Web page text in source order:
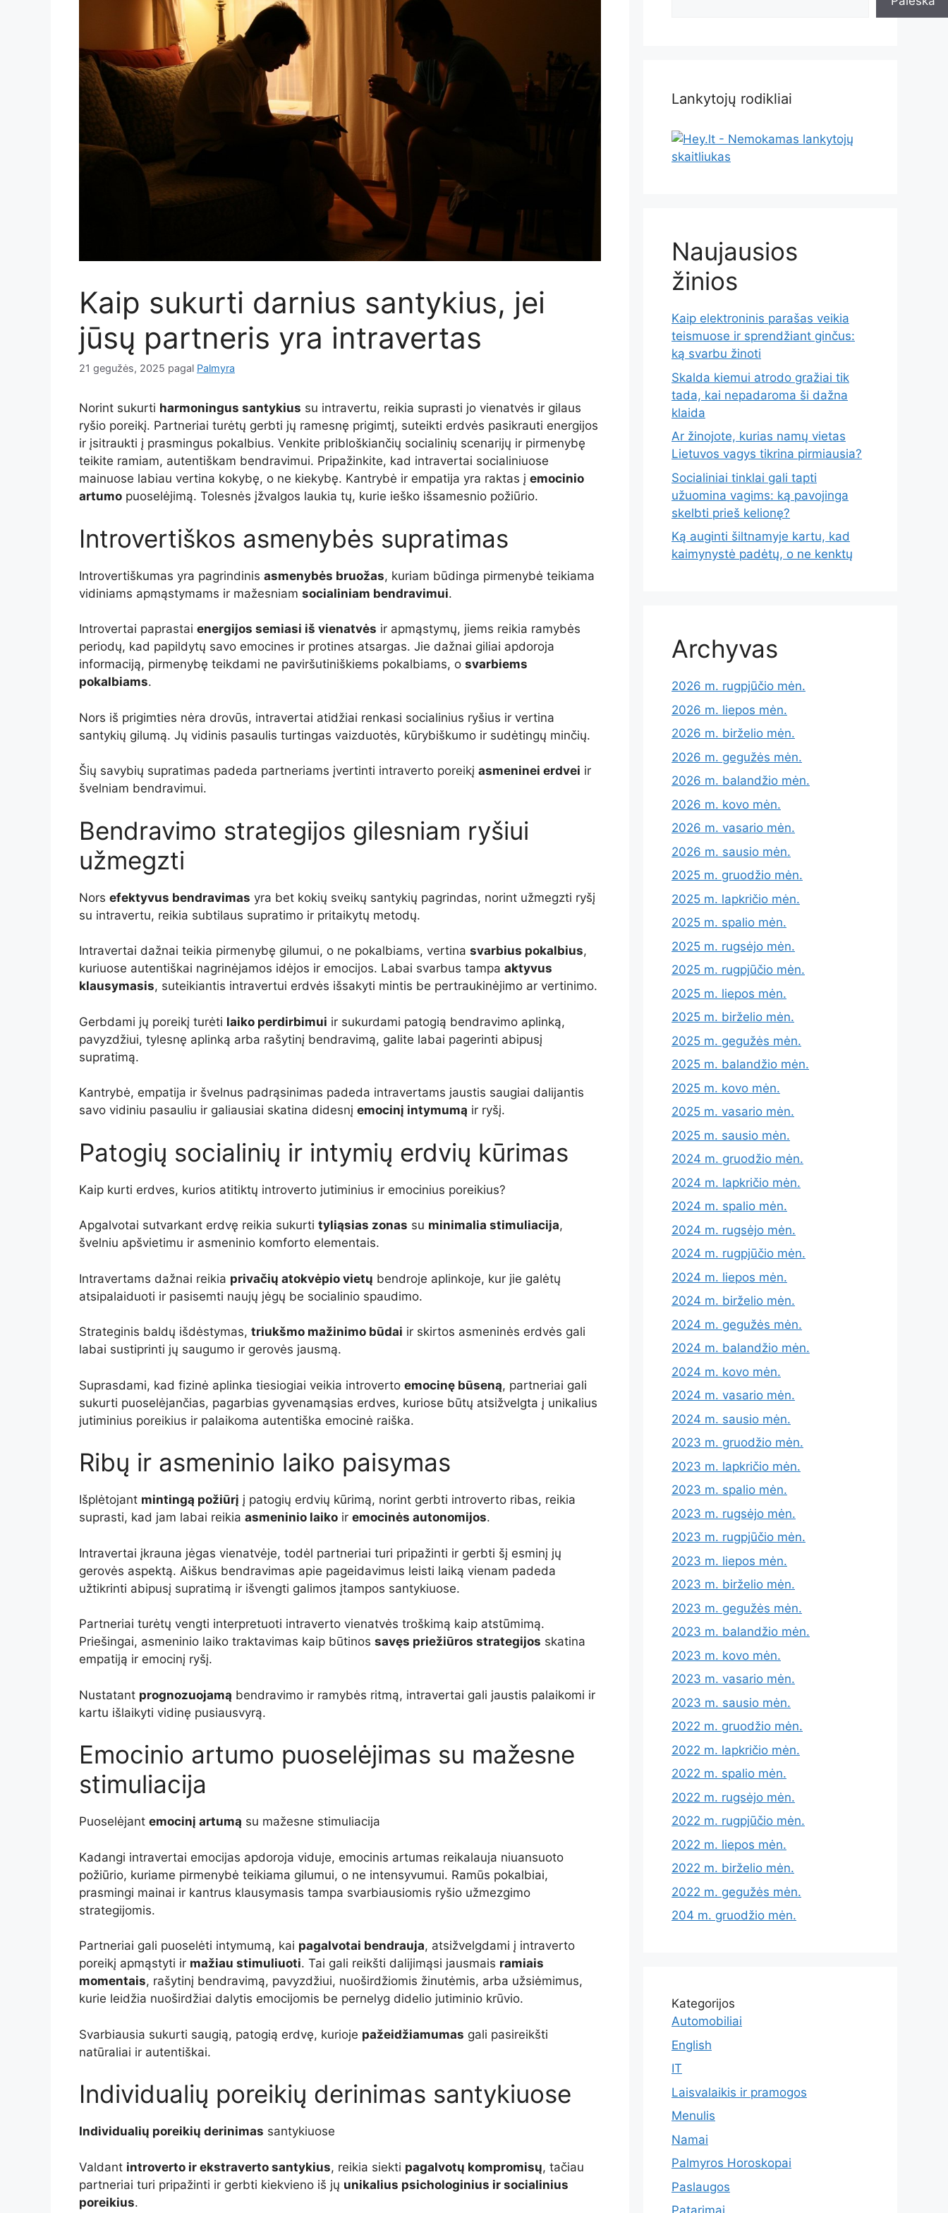
Kaip sukurti darnius santykius, jei
jūsų partneris yra intravertas
21 gegužės, 2025 pagal Palmyra
Norint sukurti harmoningus santykius su intravertu, reikia suprasti jo vienatvės ir gilaus
ryšio poreikį. Partneriai turėtų gerbti jų ramesnę prigimtį, suteikti erdvės pasikrauti energijos
ir įsitraukti į prasmingus pokalbius. Venkite pribloškiančių socialinių scenarijų ir pirmenybę
teikite ramiam, autentiškam bendravimui. Pripažinkite, kad intravertai socialiniuose
mainuose labiau vertina kokybę, o ne kiekybę. Kantrybė ir empatija yra raktas į emocinio
artumo puoselėjimą. Tolesnės įžvalgos laukia tų, kurie ieško išsamesnio požiūrio.
Introvertiškos asmenybės supratimas
Introvertiškumas yra pagrindinis asmenybės bruožas, kuriam būdinga pirmenybė teikiama
vidiniams apmąstymams ir mažesniam socialiniam bendravimui.
Introvertai paprastai energijos semiasi iš vienatvės ir apmąstymų, jiems reikia ramybės
periodų, kad papildytų savo emocines ir protines atsargas. Jie dažnai giliai apdoroja
informaciją, pirmenybę teikdami ne paviršutiniškiems pokalbiams, o svarbiems
pokalbiams.
Nors iš prigimties nėra drovūs, intravertai atidžiai renkasi socialinius ryšius ir vertina
santykių gilumą. Jų vidinis pasaulis turtingas vaizduotės, kūrybiškumo ir sudėtingų minčių.
Šių savybių supratimas padeda partneriams įvertinti intraverto poreikį asmeninei erdvei ir
švelniam bendravimui.
Bendravimo strategijos gilesniam ryšiui
užmegzti
Nors efektyvus bendravimas yra bet kokių sveikų santykių pagrindas, norint užmegzti ryšį
su intravertu, reikia subtilaus supratimo ir pritaikytų metodų.
Intravertai dažnai teikia pirmenybę gilumui, o ne pokalbiams, vertina svarbius pokalbius,
kuriuose autentiškai nagrinėjamos idėjos ir emocijos. Labai svarbus tampa aktyvus
klausymasis, suteikiantis intravertui erdvės išsakyti mintis be pertraukinėjimo ar vertinimo.
Gerbdami jų poreikį turėti laiko perdirbimui ir sukurdami patogią bendravimo aplinką,
pavyzdžiui, tylesnę aplinką arba rašytinį bendravimą, galite labai pagerinti abipusį
supratimą.
Kantrybė, empatija ir švelnus padrąsinimas padeda intravertams jaustis saugiai dalijantis
savo vidiniu pasauliu ir galiausiai skatina didesnį emocinį intymumą ir ryšį.
Patogių socialinių ir intymių erdvių kūrimas
Kaip kurti erdves, kurios atitiktų introverto jutiminius ir emocinius poreikius?
Apgalvotai sutvarkant erdvę reikia sukurti tyliąsias zonas su minimalia stimuliacija,
švelniu apšvietimu ir asmeninio komforto elementais.
Intravertams dažnai reikia privačių atokvėpio vietų bendroje aplinkoje, kur jie galėtų
atsipalaiduoti ir pasisemti naujų jėgų be socialinio spaudimo.
Strateginis baldų išdėstymas, triukšmo mažinimo būdai ir skirtos asmeninės erdvės gali
labai sustiprinti jų saugumo ir gerovės jausmą.
Suprasdami, kad fizinė aplinka tiesiogiai veikia introverto emocinę būseną, partneriai gali
sukurti puoselėjančias, pagarbias gyvenamąsias erdves, kuriose būtų atsižvelgta į unikalius
jutiminius poreikius ir palaikoma autentiška emocinė raiška.
Ribų ir asmeninio laiko paisymas
Išplėtojant mintingą požiūrį į patogių erdvių kūrimą, norint gerbti introverto ribas, reikia
suprasti, kad jam labai reikia asmeninio laiko ir emocinės autonomijos.
Intravertai įkrauna jėgas vienatvėje, todėl partneriai turi pripažinti ir gerbti šį esminį jų
gerovės aspektą. Aiškus bendravimas apie pageidavimus leisti laiką vienam padeda
užtikrinti abipusį supratimą ir išvengti galimos įtampos santykiuose.
Partneriai turėtų vengti interpretuoti intraverto vienatvės troškimą kaip atstūmimą.
Priešingai, asmeninio laiko traktavimas kaip būtinos savęs priežiūros strategijos skatina
empatiją ir emocinį ryšį.
Nustatant prognozuojamą bendravimo ir ramybės ritmą, intravertai gali jaustis palaikomi ir
kartu išlaikyti vidinę pusiausvyrą.
Emocinio artumo puoselėjimas su mažesne
stimuliacija
Puoselėjant emocinį artumą su mažesne stimuliacija
Kadangi intravertai emocijas apdoroja viduje, emocinis artumas reikalauja niuansuoto
požiūrio, kuriame pirmenybė teikiama gilumui, o ne intensyvumui. Ramūs pokalbiai,
prasmingi mainai ir kantrus klausymasis tampa svarbiausiomis ryšio užmezgimo
strategijomis.
Partneriai gali puoselėti intymumą, kai pagalvotai bendrauja, atsižvelgdami į intraverto
poreikį apmąstyti ir mažiau stimuliuoti. Tai gali reikšti dalijimąsi jausmais ramiais
momentais, rašytinį bendravimą, pavyzdžiui, nuoširdžiomis žinutėmis, arba užsiėmimus,
kurie leidžia nuoširdžiai dalytis emocijomis be pernelyg didelio jutiminio krūvio.
Svarbiausia sukurti saugią, patogią erdvę, kurioje pažeidžiamumas gali pasireikšti
natūraliai ir autentiškai.
Individualių poreikių derinimas santykiuose
Individualių poreikių derinimas santykiuose
Valdant introverto ir ekstraverto santykius, reikia siekti pagalvotų kompromisų, tačiau
partneriai turi pripažinti ir gerbti kiekvieno iš jų unikalius psichologinius ir socialinius
poreikius.
Lankytojų rodikliai
Naujausios
žinios
Kaip elektroninis parašas veikia
teismuose ir sprendžiant ginčus:
ką svarbu žinoti
Skalda kiemui atrodo gražiai tik
tada, kai nepadaroma ši dažna
klaida
Ar žinojote, kurias namų vietas
Lietuvos vagys tikrina pirmiausia?
Socialiniai tinklai gali tapti
užuomina vagims: ką pavojinga
skelbti prieš kelionę?
Ką auginti šiltnamyje kartu, kad
kaimynystė padėtų, o ne kenktų
Archyvas
2026 m. rugpjūčio mėn.
2026 m. liepos mėn.
2026 m. birželio mėn.
2026 m. gegužės mėn.
2026 m. balandžio mėn.
2026 m. kovo mėn.
2026 m. vasario mėn.
2026 m. sausio mėn.
2025 m. gruodžio mėn.
2025 m. lapkričio mėn.
2025 m. spalio mėn.
2025 m. rugsėjo mėn.
2025 m. rugpjūčio mėn.
2025 m. liepos mėn.
2025 m. birželio mėn.
2025 m. gegužės mėn.
2025 m. balandžio mėn.
2025 m. kovo mėn.
2025 m. vasario mėn.
2025 m. sausio mėn.
2024 m. gruodžio mėn.
2024 m. lapkričio mėn.
2024 m. spalio mėn.
2024 m. rugsėjo mėn.
2024 m. rugpjūčio mėn.
2024 m. liepos mėn.
2024 m. birželio mėn.
2024 m. gegužės mėn.
2024 m. balandžio mėn.
2024 m. kovo mėn.
2024 m. vasario mėn.
2024 m. sausio mėn.
2023 m. gruodžio mėn.
2023 m. lapkričio mėn.
2023 m. spalio mėn.
2023 m. rugsėjo mėn.
2023 m. rugpjūčio mėn.
2023 m. liepos mėn.
2023 m. birželio mėn.
2023 m. gegužės mėn.
2023 m. balandžio mėn.
2023 m. kovo mėn.
2023 m. vasario mėn.
2023 m. sausio mėn.
2022 m. gruodžio mėn.
2022 m. lapkričio mėn.
2022 m. spalio mėn.
2022 m. rugsėjo mėn.
2022 m. rugpjūčio mėn.
2022 m. liepos mėn.
2022 m. birželio mėn.
2022 m. gegužės mėn.
204 m. gruodžio mėn.
Kategorijos
Automobiliai
English
IT
Laisvalaikis ir pramogos
Menulis
Namai
Palmyros Horoskopai
Paslaugos